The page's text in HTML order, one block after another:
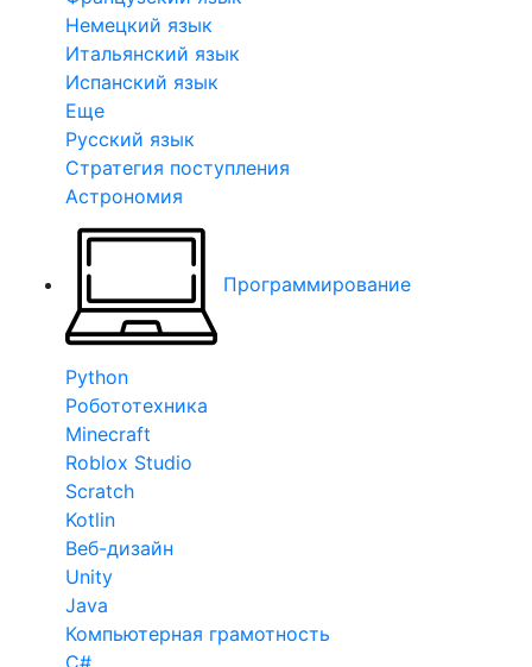
Немецкий язык
Итальянский язык
Испанский язык
Еще
Русский язык
Стратегия поступления
Астрономия
Программирование
Python
Робототехника
Minecraft
Roblox Studio
Scratch
Kotlin
Веб-дизайн
Unity
Java
Компьютерная грамотность
C#